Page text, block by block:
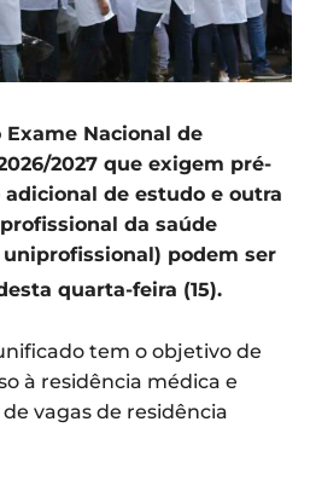
Nacional de
2027 que exigem pré-
de estudo e outra
da saúde
podem ser
quarta-feira (15).
tem o objetivo de
à residência médica e
vagas de residência